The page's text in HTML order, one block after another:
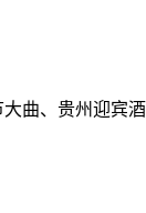
曲、贵州迎宾